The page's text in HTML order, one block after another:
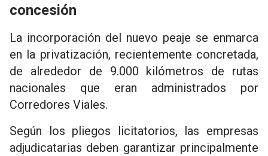
concesión
La incorporación del nuevo peaje se enmarca
en la privatización, recientemente concretada,
de alrededor de 9.000 kilómetros de rutas
nacionales que eran administrados por
Corredores Viales.
Según los pliegos licitatorios, las empresas
adjudicatarias deben garantizar principalmente